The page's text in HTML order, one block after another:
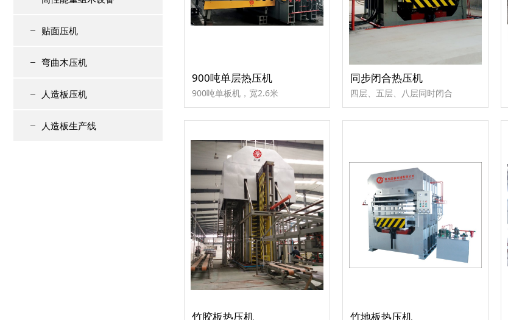
贴面压机
弯曲木压机
人造板压机
人造板生产线
900吨单层热压机
900吨单板机，宽2.6米
同步闭合热压机
四层、五层、八层同时闭合
竹胶板热压机 竹地板热压机